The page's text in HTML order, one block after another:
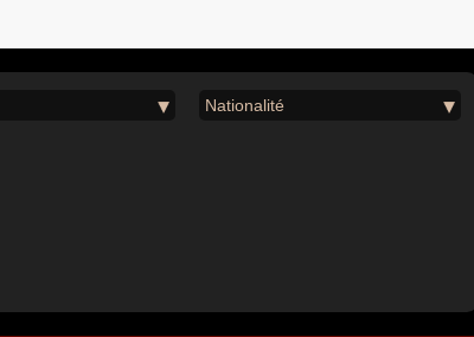
Nationalité